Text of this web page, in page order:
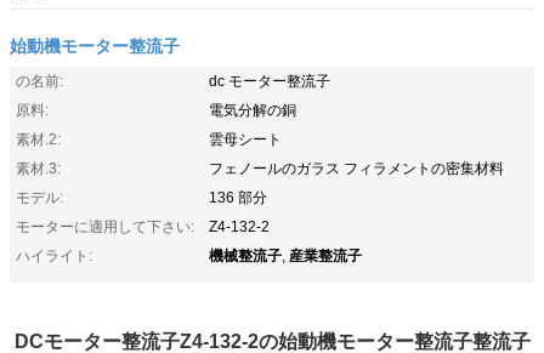
始動機モーター整流子
の名前:
dc モーター整流子
原料:
電気分解の銅
素材.2:
雲母シート
素材.3:
フェノールのガラス フィラメントの密集材料
モデル:
136 部分
モーターに適用して下さい:
Z4-132-2
ハイライト:
機械整流子, 産業整流子
DCモーター整流子Z4-132-2の始動機モーター整流子整流子